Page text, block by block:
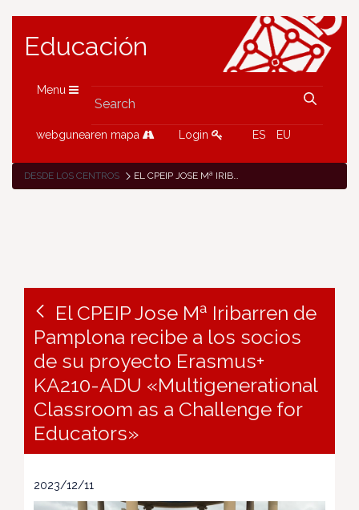
Educación
Menu
webgunearen mapa Login ES EU
DESDE LOS CENTROS EL CPEIP JOSE Mª IRIBARREN DE PAMPLONA RECIBE A LOS SOCIOS DE SU PROYECTO ERASMUS+ KA210-ADU «MULTIGENERATIONAL CLASSROOM AS A CHALLENGE FOR EDUCATORS»
El CPEIP Jose Mª Iribarren de
Pamplona recibe a los socios
de su proyecto Erasmus+
KA210-ADU «Multigenerational
Classroom as a Challenge for
Educators»
2023/12/11